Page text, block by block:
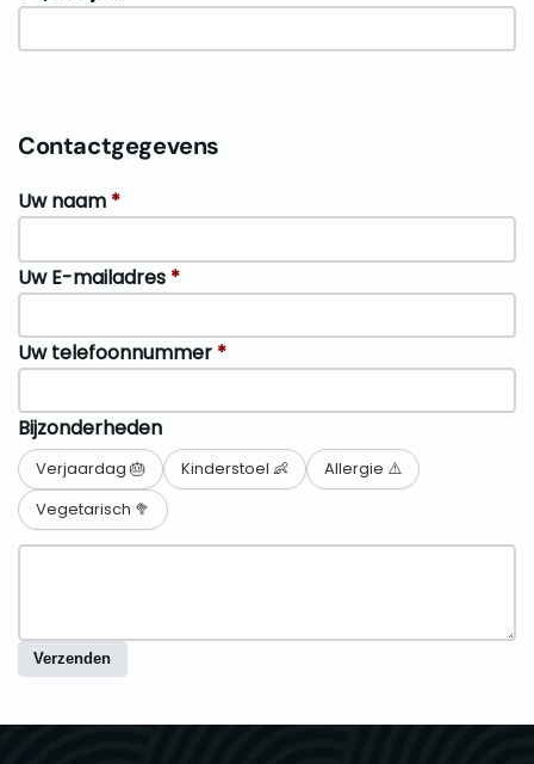
Contactgegevens
Uw naam *
Uw E-mailadres *
Uw telefoonnummer *
Bijzonderheden
Verjaardag 🎂 Kinderstoel 👶
Allergie ⚠️
Vegetarisch 🥦
Verzenden